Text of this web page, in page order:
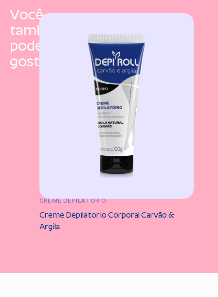
Você
também
pode
gostar
CREME DEPILATORIO
Creme Depilatorio Corporal Carvão &
Argila